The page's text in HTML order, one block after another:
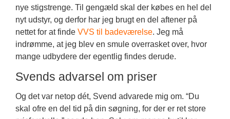
nye stigstrenge. Til gengæld skal der købes en hel del
nyt udstyr, og derfor har jeg brugt en del aftener på
nettet for at finde VVS til badeværelse. Jeg må
indrømme, at jeg blev en smule overrasket over, hvor
mange udbydere der egentlig findes derude.
Svends advarsel om priser
Og det var netop dét, Svend advarede mig om. “Du
skal ofre en del tid på din søgning, for der er ret store